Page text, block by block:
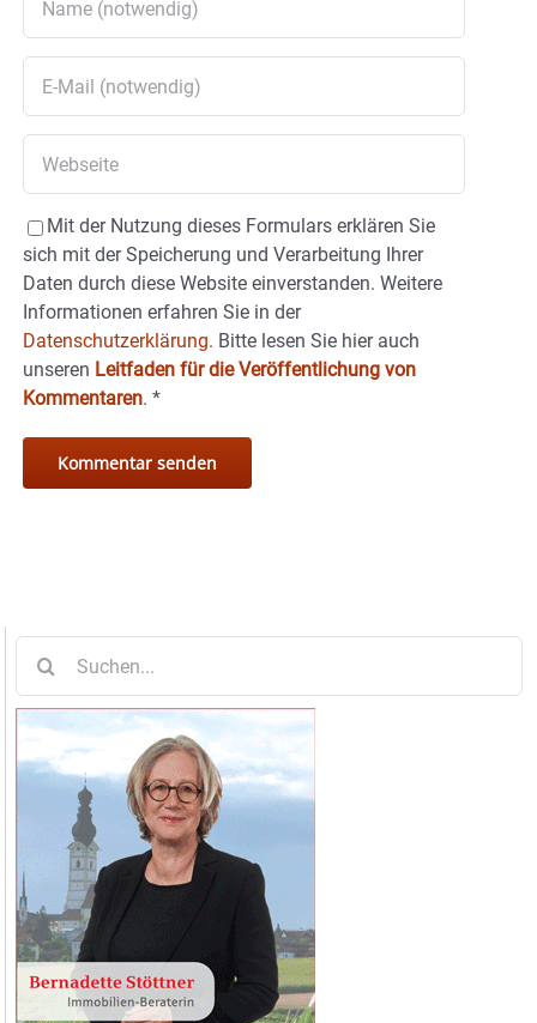
Mit der Nutzung dieses Formulars erklären Sie
sich mit der Speicherung und Verarbeitung Ihrer
Daten durch diese Website einverstanden. Weitere
Informationen erfahren Sie in der
Datenschutzerklärung. Bitte lesen Sie hier auch
unseren Leitfaden für die Veröffentlichung von
Kommentaren. *
nach: